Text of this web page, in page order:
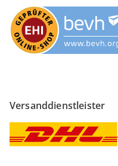
Versanddienstleister